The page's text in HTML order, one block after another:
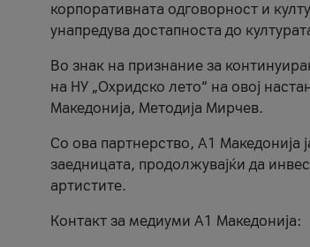
корпоративната одговорност и
унапредува достапноста до
Во знак на признание за
на НУ „Охридско лето“ на овој
Македонија, Методија Мирчев.
Со ова партнерство, A1 Македонија
заедницата, продолжувајќи да
артистите.
Контакт за медиуми А1 Македонија: